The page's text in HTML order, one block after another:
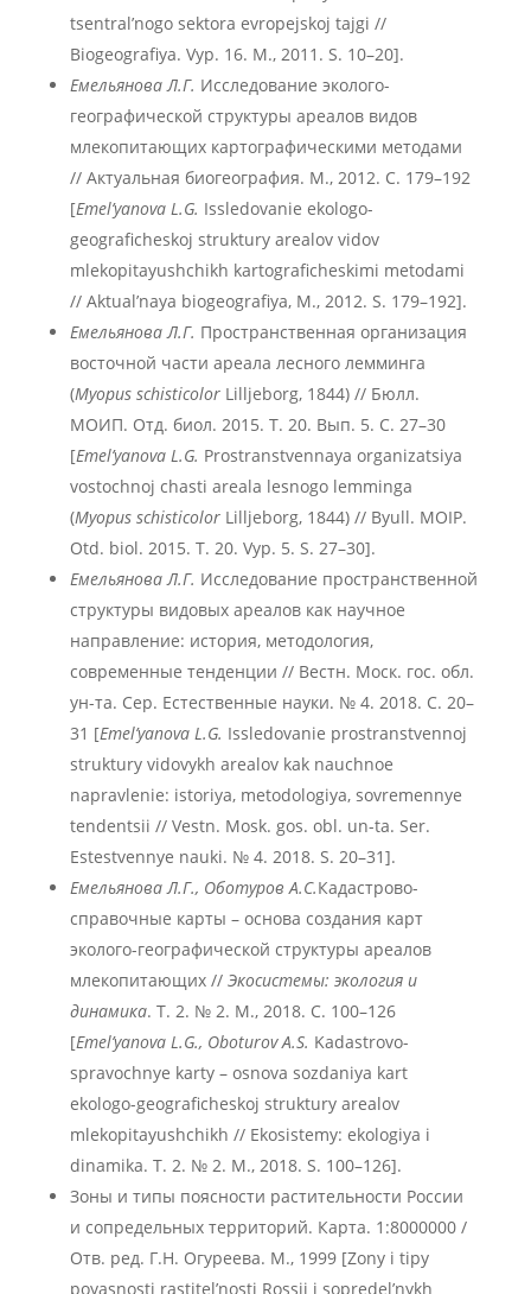
tsentral’nogo sektora evropejskoj tajgi //
Biogeografiya. Vyp. 16. M., 2011. S. 10–20].
Емельянова Л.Г. Исследование эколого-
географической структуры ареалов видов
млекопитающих картографическими методами
// Актуальная биогеография. М., 2012. С. 179–192
[Emel’yanova L.G. Issledovanie ekologo-
geograficheskoj struktury arealov vidov
mlekopitayushchikh kartograficheskimi metodami
// Aktual’naya biogeografiya, M., 2012. S. 179–192].
Емельянова Л.Г. Пространственная организация
восточной части ареала лесного лемминга
(Myopus schisticolorLilljeborg, 1844) // Бюлл.
МОИП. Отд. биол. 2015. Т. 20. Вып. 5. С. 27–30
[Emel’yanova L.G. Prostranstvennaya organizatsiya
vostochnoj chasti areala lesnogo lemminga
(Myopus schisticolorLilljeborg, 1844) // Byull. MOIP.
Otd. biol. 2015. T. 20. Vyp. 5. S. 27–30].
Емельянова Л.Г. Исследование пространственной
структуры видовых ареалов как научное
направление: история, методология,
современные тенденции // Вестн. Моск. гос. обл.
ун-та. Сер. Естественные науки. № 4. 2018. С. 20–
31 [Emel’yanova L.G. Issledovanie prostranstvennoj
struktury vidovykh arealov kak nauchnoe
napravlenie: istoriya, metodologiya, sovremennye
tendentsii // Vestn. Mosk. gos. obl. un-ta. Ser.
Estestvennye nauki. № 4. 2018. S. 20–31].
Емельянова Л.Г., Оботуров А.С.Кадастрово-
справочные карты – основа создания карт
эколого-географической структуры ареалов
млекопитающих // Экосистемы: экология и
динамика. Т. 2. № 2. М., 2018. С. 100–126
[Emel’yanova L.G., Oboturov A.S. Kadastrovo-
spravochnye karty – osnova sozdaniya kart
ekologo-geograficheskoj struktury arealov
mlekopitayushchikh // Ekosistemy: ekologiya i
dinamika. T. 2. № 2. M., 2018. S. 100–126].
Зоны и типы поясности растительности России
и сопредельных территорий. Карта. 1:8000000 /
Отв. ред. Г.Н. Огуреева. М., 1999 [Zony i tipy
poyasnosti rastitel’nosti Rossii i sopredel’nykh